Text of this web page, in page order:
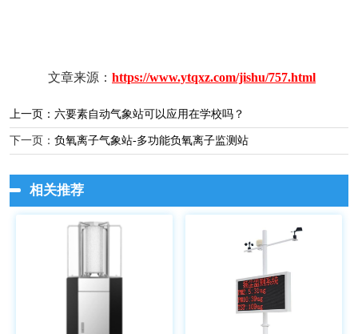
文章来源： https://www.ytqxz.com/jishu/757.html
上一页： 六要素自动气象站可以应用在学校吗？
下一页： 负氧离子气象站-多功能负氧离子监测站
相关推荐